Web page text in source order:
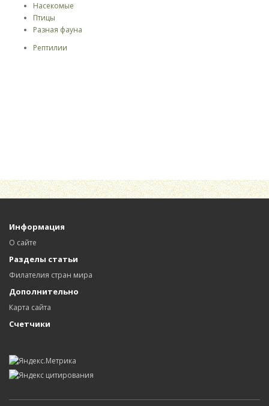
Насекомые
Птицы
Разная фауна
Рептилии
Информация
О сайте
Разделы статьи
Филателия стран мира
Дополнительно
Карта сайта
Счетчики